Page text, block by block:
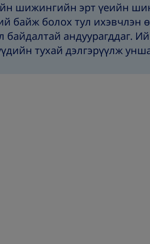
шижингийн эрт үеийн
байж болох тул ихэвчлэн
байдалтай андуурагддаг.
тухай дэлгэрүүлж